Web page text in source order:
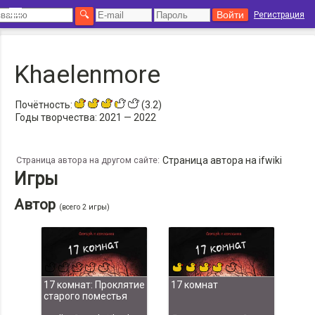
Регистрация
Khaelenmore
Почётность:
(3.2)
Годы творчества: 2021 — 2022
Страница автора на другом сайте: Страница автора на ifwiki
Игры
Автор (всего 2 игры)
17 комнат: Проклятие
старого поместья
17 комнат